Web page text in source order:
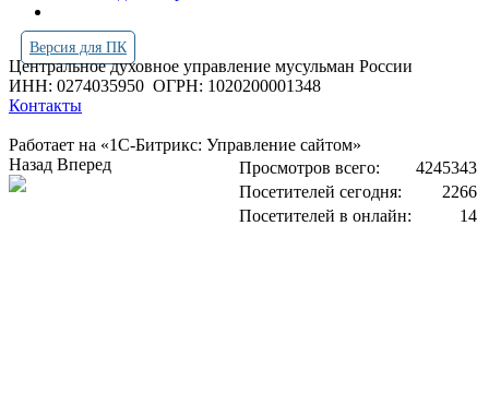
Версия для ПК
Центральное духовное управление мусульман России
ИНН: 0274035950 ОГРН: 1020200001348
Контакты
Работает на «1С-Битрикс: Управление сайтом»
Просмотров всего:
4245343
Посетителей сегодня:
2266
Посетителей в онлайн:
14
Назад Вперед